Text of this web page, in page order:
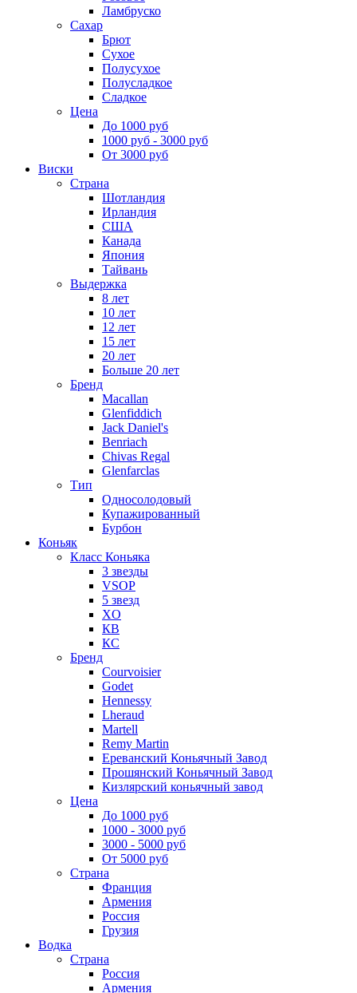
Ламбруско
Сахар
Брют
Сухое
Полусухое
Полусладкое
Сладкое
Цена
До 1000 руб
1000 руб - 3000 руб
От 3000 руб
Виски
Страна
Шотландия
Ирландия
США
Канада
Япония
Тайвань
Выдержка
8 лет
10 лет
12 лет
15 лет
20 лет
Больше 20 лет
Бренд
Macallan
Glenfiddich
Jack Daniel's
Benriach
Chivas Regal
Glenfarclas
Тип
Односолодовый
Купажированный
Бурбон
Коньяк
Класс Коньяка
3 звезды
VSOP
5 звезд
XO
КВ
КС
Бренд
Courvoisier
Godet
Hennessy
Lheraud
Martell
Remy Martin
Ереванский Коньячный Завод
Прошянский Коньячный Завод
Кизлярский коньячный завод
Цена
До 1000 руб
1000 - 3000 руб
3000 - 5000 руб
От 5000 руб
Страна
Франция
Армения
Россия
Грузия
Водка
Страна
Россия
Армения